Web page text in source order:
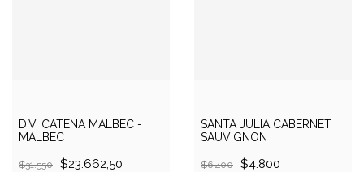
D.V. CATENA MALBEC -
MALBEC
$31.550 $23.662,50
SANTA JULIA CABERNET
SAUVIGNON
$6.400 $4.800